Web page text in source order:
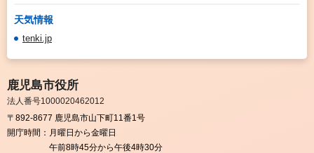
天気情報
tenki.jp
鹿児島市役所
法人番号1000020462012
〒892-8677 鹿児島市山下町11番1号
開庁時間： 月曜日から金曜日
午前8時45分から午後4時30分